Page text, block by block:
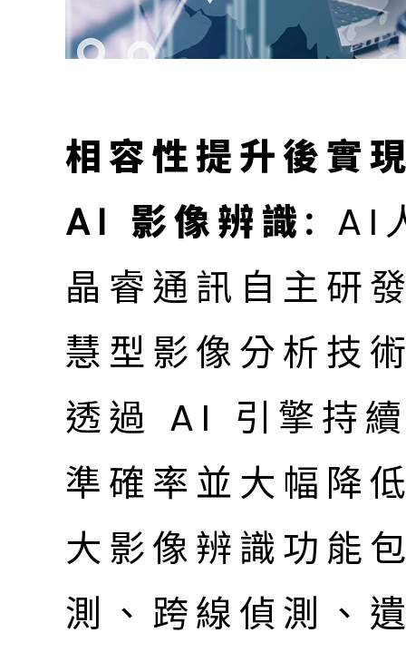
相容性提升後實
AI 影像辨識: AI
晶睿通訊自主研
慧型影像分析
透過 AI 引擎持
準確率並大幅降
大影像辨識功能
測、跨線偵測、